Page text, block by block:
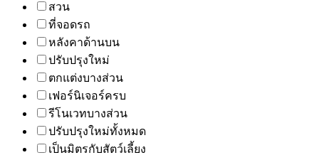
สวน
ที่จอดรถ
หลังคาด้านบน
ปรับปรุงใหม่
ตกแต่งบางส่วน
เฟอร์นิเจอร์ครบ
รีโนเวทบางส่วน
ปรับปรุงใหม่ทั้งหมด
เป็นมิตรกับสัตว์เลี้ยง